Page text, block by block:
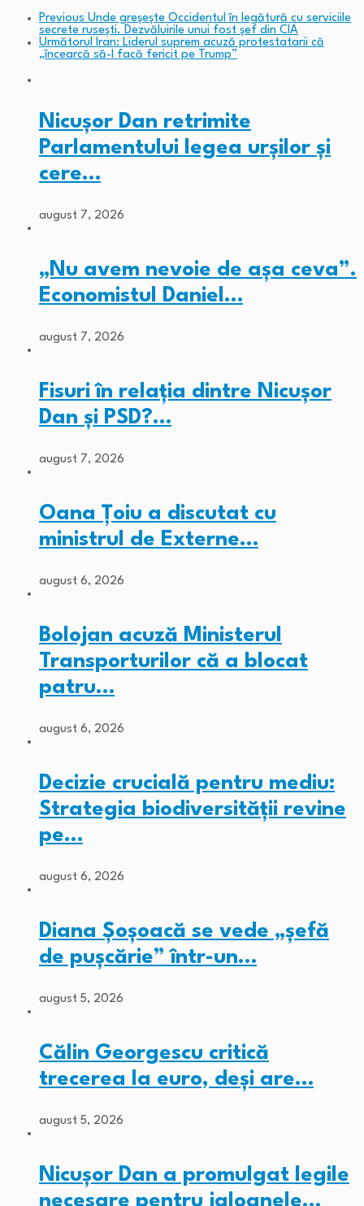
Previous Unde greșește Occidentul în legătură cu serviciile
secrete rusești. Dezvăluirile unui fost șef din CIA
Următorul
Iran: Liderul suprem acuză protestatarii că
„încearcă să-l facă fericit pe Trump”
Nicușor Dan retrimite
Parlamentului legea urșilor și
cere…
august 7, 2026
„Nu avem nevoie de așa ceva”.
Economistul Daniel…
august 7, 2026
Fisuri în relația dintre Nicușor
Dan și PSD?…
august 7, 2026
Oana Țoiu a discutat cu
ministrul de Externe…
august 6, 2026
Bolojan acuză Ministerul
Transporturilor că a blocat
patru…
august 6, 2026
Decizie crucială pentru mediu:
Strategia biodiversității revine
pe…
august 6, 2026
Diana Șoșoacă se vede „șefă
de pușcărie” într-un…
august 5, 2026
Călin Georgescu critică
trecerea la euro, deși are…
august 5, 2026
Nicușor Dan a promulgat legile
necesare pentru jaloanele…